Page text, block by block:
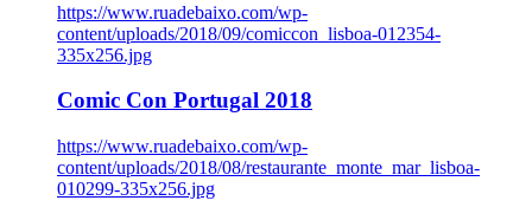
https://www.ruadebaixo.com/wp-
content/uploads/2018/09/comiccon_lisboa-012354-
335x256.jpg
Comic Con Portugal 2018
https://www.ruadebaixo.com/wp-
content/uploads/2018/08/restaurante_monte_mar_lisboa-
010299-335x256.jpg